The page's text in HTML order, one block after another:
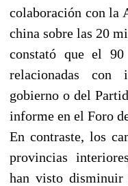
colaboración con la
china sobre las 20
constató que el
relacionadas con
gobierno o del
informe en el Foro
En contraste, los
provincias
han visto disminuir